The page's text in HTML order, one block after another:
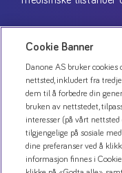
Cookie Banner
Danone AS bruker
nettsted, inkludert fra
dem til å forbedre din
bruken av nettstedet,
interesser (på vårt
tilgjengelige på sosiale
dine preferanser ved å
informasjon finnes i